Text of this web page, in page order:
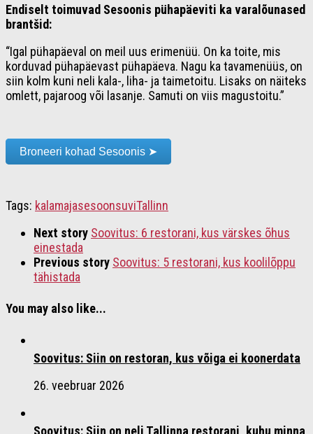
Endiselt toimuvad Sesoonis pühapäeviti ka varalõunased
brantšid:
“Igal pühapäeval on meil uus erimenüü. On ka toite, mis
korduvad pühapäevast pühapäeva. Nagu ka tavamenüüs, on
siin kolm kuni neli kala-, liha- ja taimetoitu. Lisaks on näiteks
omlett, pajaroog või lasanje. Samuti on viis magustoitu.”
Broneeri kohad Sesoonis ➤
Tags: kalamajasesoonsuviTallinn
Next story Soovitus: 6 restorani, kus värskes õhus
einestada
Previous story Soovitus: 5 restorani, kus koolilõppu
tähistada
You may also like...
Soovitus: Siin on restoran, kus võiga ei koonerdata
26. veebruar 2026
Soovitus: Siin on neli Tallinna restorani, kuhu minna